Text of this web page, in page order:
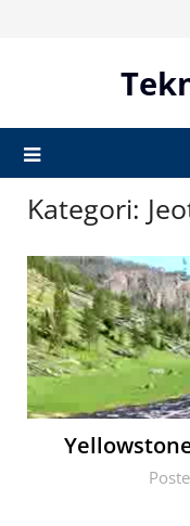
Kategori: